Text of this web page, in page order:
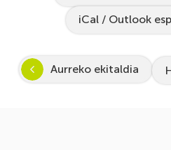
iCal / Outlook
Aurreko ekitaldia